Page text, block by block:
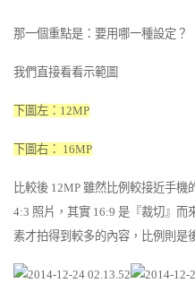
那一個重點是：要用哪一種設定？
我們直接看看示範圖
下圖左：12MP
下圖右： 16MP
比較後 12MP 雖然比例較接近手
4:3 照片，其實 16:9 是『裁切』而
素才拍得到較多的內容，比例則是